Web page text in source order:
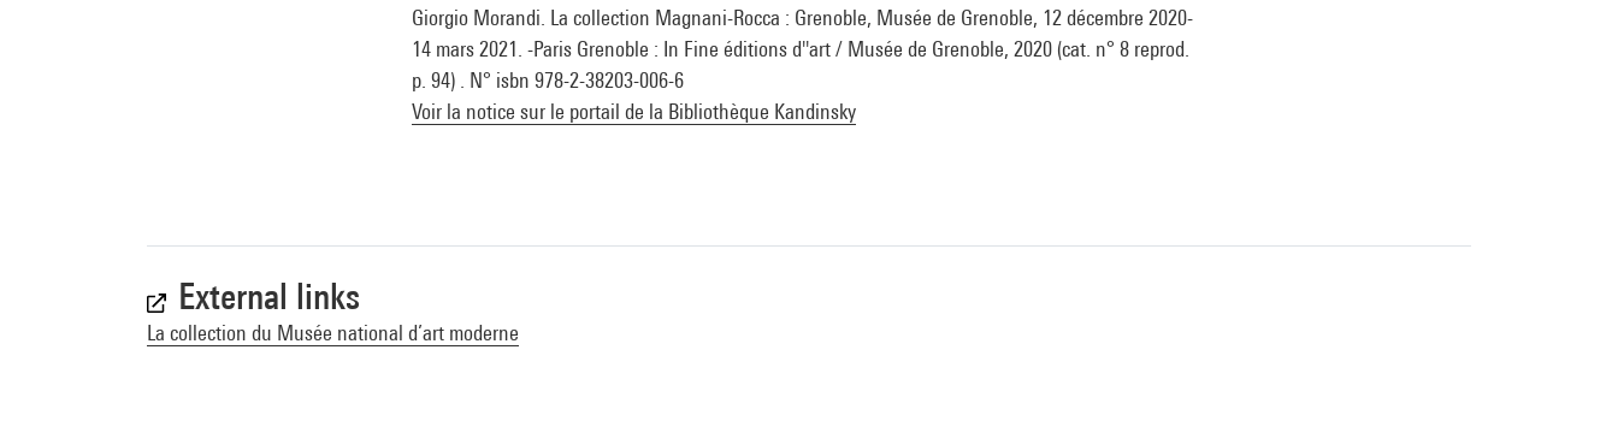
Giorgio Morandi. La collection Magnani-Rocca : Grenoble, Musée de Grenoble, 12 décembre 2020-
14 mars 2021. -Paris Grenoble : In Fine éditions d''art / Musée de Grenoble, 2020 (cat. n° 8 reprod.
p. 94) . N° isbn 978-2-38203-006-6
Voir la notice sur le portail de la Bibliothèque Kandinsky
External links
La collection du Musée national d’art moderne